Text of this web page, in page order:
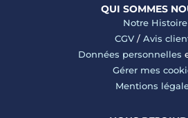
QUI SOMMES
Notre Histoire
CGV/ Avis
Données personnelles
Gérer mes
Mentions